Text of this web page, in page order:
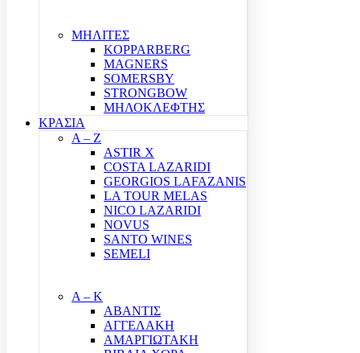
ΜΗΛΙΤΕΣ
KOPPARBERG
MAGNERS
SOMERSBY
STRONGBOW
ΜΗΛΟΚΛΕΦΤΗΣ
ΚΡΑΣΙΑ
A – Z
ASTIR X
COSTA LAZARIDI
GEORGIOS LAFAZANIS
LA TOUR MELAS
NICO LAZARIDI
NOVUS
SANTO WINES
SEMELI
Α – Κ
ΑΒΑΝΤΙΣ
ΑΓΓΕΛΑΚΗ
ΑΜΑΡΓΙΩΤΑΚΗ